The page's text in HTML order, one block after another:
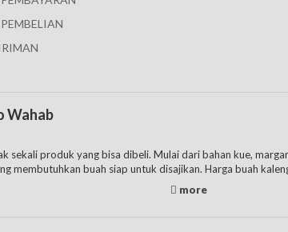
Wahab
sekali produk yang bisa dibeli. Mulai dari bahan kue,
membutuhkan buah siap untuk disajikan. Harga buah